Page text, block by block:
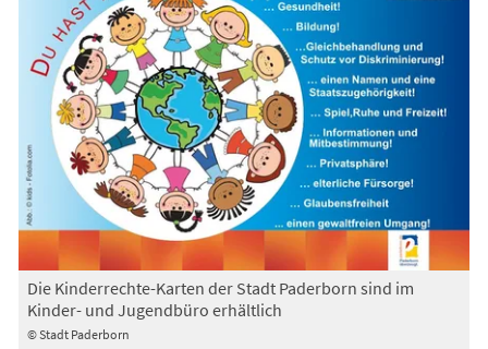
© Stadt Paderborn
Die Kinderrechte-Karten der Stadt Paderborn sind im
Kinder- und Jugendbüro erhältlich